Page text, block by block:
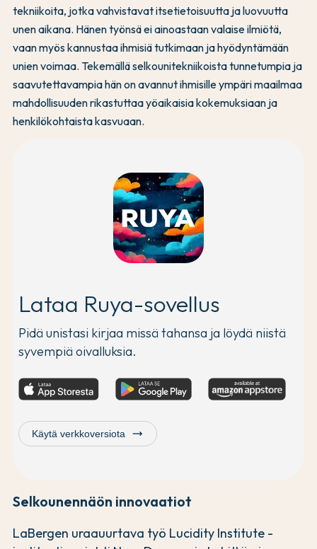
tekniikoita, jotka vahvistavat itsetietoisuutta ja luovuutta
unen aikana. Hänen työnsä ei ainoastaan valaise ilmiötä,
vaan myös kannustaa ihmisiä tutkimaan ja hyödyntämään
unien voimaa. Tekemällä selkounitekniikoista tunnetumpia ja
saavutettavampia hän on avannut ihmisille ympäri maailmaa
mahdollisuuden rikastuttaa yöaikaisia kokemuksiaan ja
henkilökohtaista kasvuaan.
Lataa Ruya-sovellus
Pidä unistasi kirjaa missä tahansa ja löydä niistä
syvempiä oivalluksia.
Käytä verkkoversiota trending_flat
Selkounennäön innovaatiot
LaBergen uraauurtava työ Lucidity Institute -